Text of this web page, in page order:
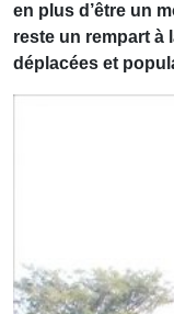
en plus d’être un
reste un rempart à
déplacées et